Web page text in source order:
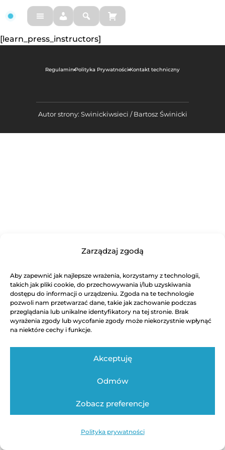
Zarządzaj zgodą
Aby zapewnić jak najlepsze wrażenia, korzystamy z technologii,
takich jak pliki cookie, do przechowywania i/lub uzyskiwania
dostępu do informacji o urządzeniu. Zgoda na te technologie
pozwoli nam przetwarzać dane, takie jak zachowanie podczas
przeglądania lub unikalne identyfikatory na tej stronie. Brak
wyrażenia zgody lub wycofanie zgody może niekorzystnie wpłynąć
na niektóre cechy i funkcje.
Akceptuję
Odmów
Zobacz preferencje
Polityka prywatności
FM
[learn_press_instructors]
Regulamin Polityka Prywatności Kontakt techniczny
Autor strony: Swinickiwsieci / Bartosz Świnicki